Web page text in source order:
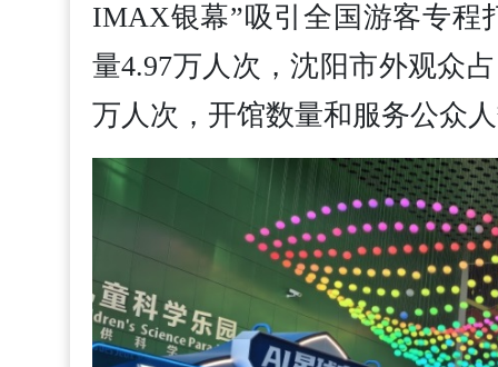
IMAX银幕”吸引全国游客专程
量4.97万人次，沈阳市外观众
万人次，开馆数量和服务公众